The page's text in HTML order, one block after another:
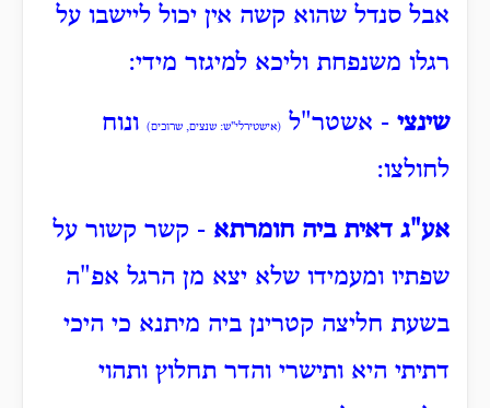
אבל סנדל שהוא קשה אין יכול ליישבו על
רגלו משנפחת וליכא למיגזר מידי:
שינצי - אשטר"ל (אישטירלי"ש: שנצים, שרוכים)
ונוח
לחולצו:
אע"ג דאית ביה חומרתא - קשר קשור על
שפתיו ומעמידו שלא יצא מן הרגל אפ"ה
בשעת חליצה קטרינן ביה מיתנא כי היכי
דתיתי היא ותישרי והדר תחלוץ ותהוי